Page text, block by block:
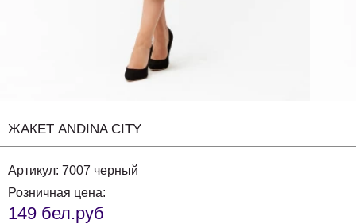
ЖАКЕТ ANDINA CITY
Артикул: 7007 черный
Розничная цена:
149 бел.руб